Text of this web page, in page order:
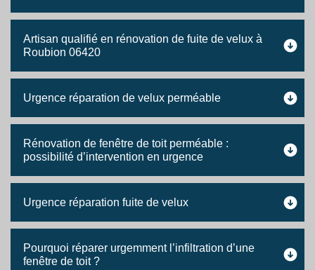
Artisan qualifié en rénovation de fuite de velux à
Roubion 06420
Urgence réparation de velux perméable
Rénovation de fenêtre de toit perméable :
possibilité d’intervention en urgence
Urgence réparation fuite de velux
Pourquoi réparer urgemment l’infiltration d’une
fenêtre de toit ?